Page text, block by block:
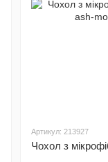
Артикул: 213927
Чохол з